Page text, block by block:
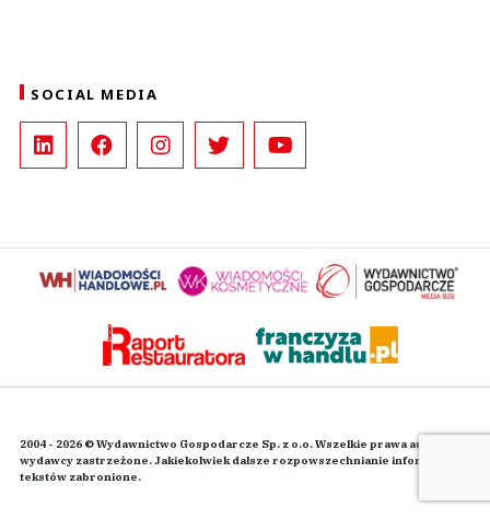
SOCIAL MEDIA
2004 - 2026 © Wydawnictwo Gospodarcze Sp. z o.o. Wszelkie prawa autorskie
wydawcy zastrzeżone. Jakiekolwiek dalsze rozpowszechnianie informacji i
tekstów zabronione.